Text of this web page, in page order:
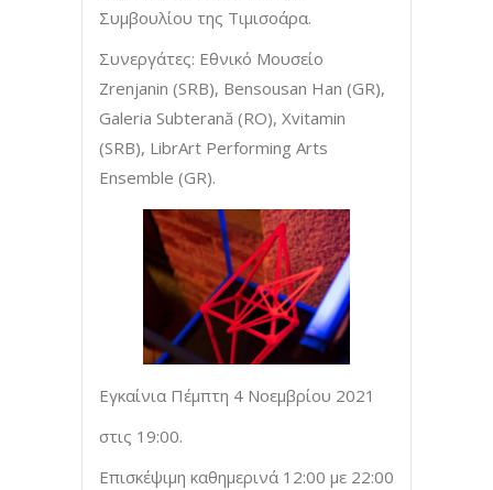
Συμβουλίου της Τιμισοάρα.
Συνεργάτες: Εθνικό Μουσείο
Zrenjanin (SRB), Bensousan Han (GR),
Galeria Subterană (RO), Xvitamin
(SRB), LibrArt Performing Arts
Ensemble (GR).
Εγκαίνια Πέμπτη 4 Νοεμβρίου 2021
στις 19:00.
Επισκέψιμη καθημερινά 12:00 με 22:00